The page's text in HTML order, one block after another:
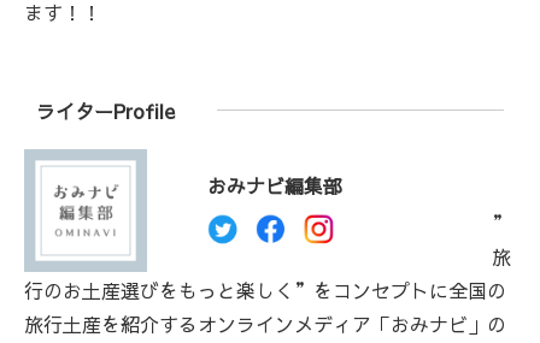
ます！！
ライターProfile
おみナビ編集部
”
旅
行のお土産選びをもっと楽しく”をコンセプトに全国の
旅行土産を紹介するオンラインメディア「おみナビ」の